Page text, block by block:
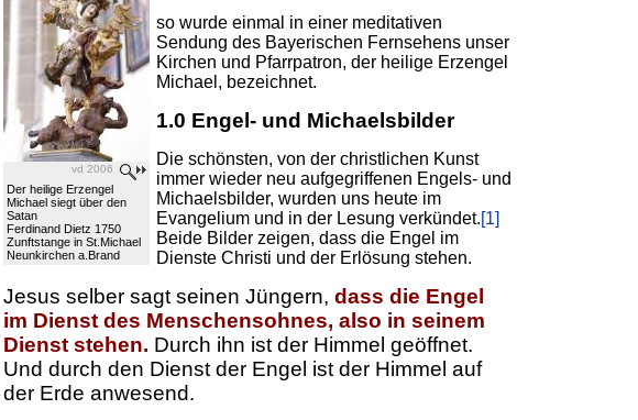
vd 2006
Der heilige Erzengel
Michael siegt über den
Satan
Ferdinand Dietz 1750
Zunftstange in St.Michael
Neunkirchen a.Brand
so wurde einmal in einer meditativen
Sendung des Bayerischen Fernsehens unser
Kirchen und Pfarrpatron, der heilige Erzengel
Michael, bezeichnet.
1.0 Engel- und Michaelsbilder
Die schönsten, von der christlichen Kunst
immer wieder neu aufgegriffenen Engels- und
Michaelsbilder, wurden uns heute im
Evangelium und in der Lesung verkündet.[1]
Beide Bilder zeigen, dass die Engel im
Dienste Christi und der Erlösung stehen.
Jesus selber sagt seinen Jüngern, dass die Engel
im Dienst des Menschensohnes, also in seinem
Dienst stehen. Durch ihn ist der Himmel geöffnet.
Und durch den Dienst der Engel ist der Himmel auf
der Erde anwesend.